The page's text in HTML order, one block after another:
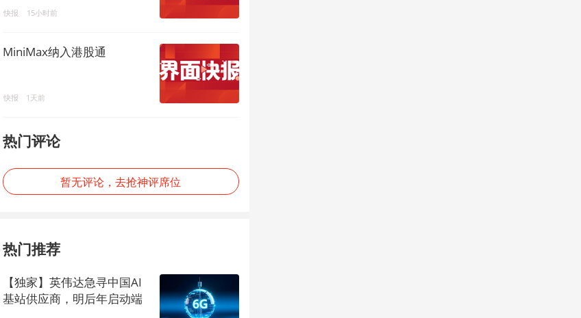
快报 15小时前
MiniMax纳入港股通
快报 1天前
热门评论
暂无评论，去抢神评席位
热门推荐
【独家】英伟达急寻中国AI
基站供应商，明后年启动端